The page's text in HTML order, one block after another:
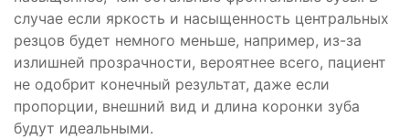
случае если яркость и насыщенность центральных
резцов будет немного меньше, например, из-за
излишней прозрачности, вероятнее всего, пациент
не одобрит конечный результат, даже если
пропорции, внешний вид и длина коронки зуба
будут идеальными.